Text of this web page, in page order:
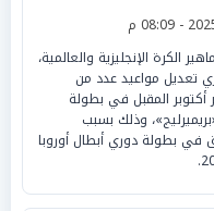
الإنجليزية والعالمية،
تعديل مواعيد عدد من
أكتوبر المقبل في بطولة
وذلك بسبب
في بطولة دوري أبطال أوروبا